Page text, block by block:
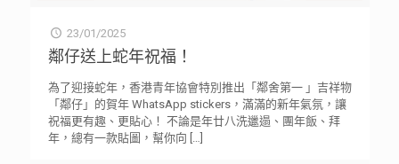
23/01/2025
鄰仔送上蛇年祝福！
為了迎接蛇年，香港青年協會特別推出「鄰舍第一 」吉祥物
「鄰仔」的賀年 WhatsApp stickers，滿滿的新年氣氛，讓
祝福更有趣、更貼心！ 不論是年廿八洗邋遢、團年飯、拜
年，總有一款貼圖，幫你向